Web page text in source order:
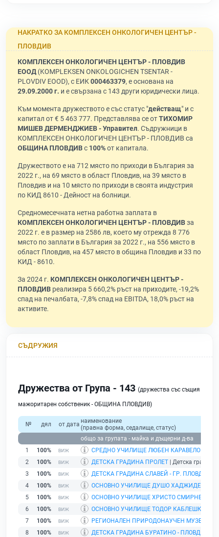
НАКРАТКО ЗА КОМПЛЕКСЕН ОНКОЛОГИЧЕН ЦЕНТЪР -
ПЛОВДИВ
КОМПЛЕКСЕН ОНКОЛОГИЧЕН ЦЕНТЪР - ПЛОВДИВ
ЕООД(KOMPLEKSEN ONKOLOGICHEN TSENTAR -
PLOVDIV EOOD), с ЕИК000463379, е основана на
29.09.2000 г. и е свързана с 143 други юридически лица.
Към момента дружеството е със статус "действащ" и с
капитал от € 5 463 777. Представлява се отТИХОМИР
МИШЕВ ДЕРМЕНДЖИЕВ - Управител. Съдружници в
КОМПЛЕКСЕН ОНКОЛОГИЧЕН ЦЕНТЪР - ПЛОВДИВ са
ОБЩИНА ПЛОВДИВс 100%от капитала.
Дружеството е на 712 място по приходи в България за
2022 г., на 69 място в област Пловдив, на 39 място в
Пловдив и на 10 място по приходи в своята индустрия
по КИД 8610 - Дейност на болници.
Средномесечната нетна работна заплата в
КОМПЛЕКСЕН ОНКОЛОГИЧЕН ЦЕНТЪР - ПЛОВДИВза
2022 г. е в размер на 2586 лв, което му отрежда 8 776
място по заплати в България за 2022 г., на 556 място в
област Пловдив, на 457 място в община Пловдив и 33 по
КИД - 8610.
За 2024 г. КОМПЛЕКСЕН ОНКОЛОГИЧЕН ЦЕНТЪР -
ПЛОВДИВ реализира 5 660,2% ръст на приходите, -19,2%
спад на печалбата, -7,8% спад на EBITDA, 18,0% ръст на
активите.
СЪДРУЖИЯ
Дружества от Група - 143 (дружества със същия
мажоритарен собственик - ОБЩИНА ПЛОВДИВ)
№ дял от дата наименование
(правна форма, седалище, статус)
общо за групата - майка и дъщерни д-ва
1
100% СРЕДНО УЧИЛИЩЕ ЛЮБЕН КАРАВЕЛОВ
2
100% ДЕТСКА ГРАДИНА ПРОЛЕТ | Детска
3
100% ДЕТСКА ГРАДИНА СЛАВЕЙ - ГР. ПЛОВДИВ
4
100%
ОСНОВНО УЧИЛИЩЕ ДУШО ХАДЖИДЕКОВ -
5
100%
ОСНОВНО УЧИЛИЩЕ ХРИСТО СМИРНЕНСКИ
6
100%
ОСНОВНО УЧИЛИЩЕ ТОДОР КАБЛЕШКОВ -
7
100%
РЕГИОНАЛЕН ПРИРОДОНАУЧЕН МУЗЕЙ -
8
100% ДЕТСКА ГРАДИНА БУРАТИНО - ПЛОВДИВ